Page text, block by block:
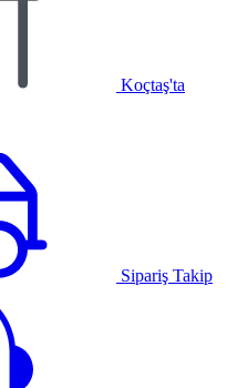
Koçtaş'ta
Sipariş Takip